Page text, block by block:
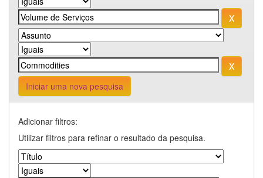
Iniciar uma nova pesquisa
Adicionar filtros:
Utilizar filtros para refinar o resultado da pesquisa.